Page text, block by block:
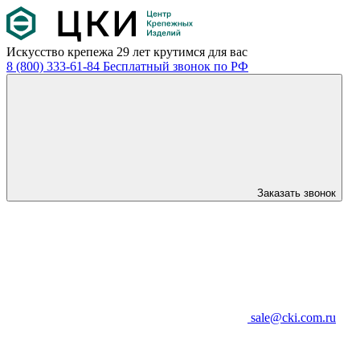
Искусство крепежа 29 лет крутимся для вас
8 (800) 333-61-84 Бесплатный звонок по РФ
Заказать звонок
sale@cki.com.ru